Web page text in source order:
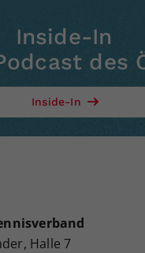
Inside-In
des
Inside-In
Halle 7